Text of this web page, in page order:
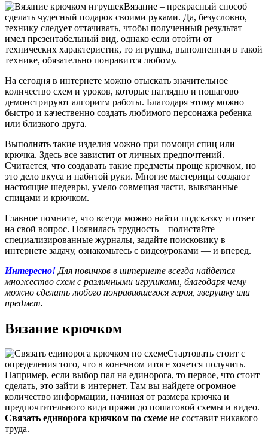
Вязание – прекрасный способ
сделать чудесный подарок своими руками. Да, безусловно,
технику следует оттачивать, чтобы полученный результат
имел презентабельный вид, однако если отойти от
технических характеристик, то игрушка, выполненная в такой
технике, обязательно понравится любому.
На сегодня в интернете можно отыскать значительное
количество схем и уроков, которые наглядно и пошагово
демонстрируют алгоритм работы. Благодаря этому можно
быстро и качественно создать любимого персонажа ребенка
или близкого друга.
Выполнять такие изделия можно при помощи спиц или
крючка. Здесь все завистит от личных предпочтений.
Считается, что создавать такие предметы проще крючком, но
это дело вкуса и набитой руки. Многие мастерицы создают
настоящие шедевры, умело совмещая части, вывязанные
спицами и крючком.
Главное помните, что всегда можно найти подсказку и ответ
на свой вопрос. Появилась трудность – полистайте
специализированные журналы, задайте поисковику в
интернете задачу, ознакомьтесь с видеоуроками — и вперед.
Интересно! Для новичков в интернете всегда найдется
множество схем с различными игрушками, благодаря чему
можно сделать любого понравившегося героя, зверушку или
предмет.
Вязание крючком
Стартовать стоит с
определения того, что в конечном итоге хочется получить.
Например, если выбор пал на единорога, то первое, что стоит
сделать, это зайти в интернет. Там вы найдете огромное
количество информации, начиная от размера крючка и
предпочтительного вида пряжи до пошаговой схемы и видео.
Связать единорога крючком по схеме не составит никакого
труда.